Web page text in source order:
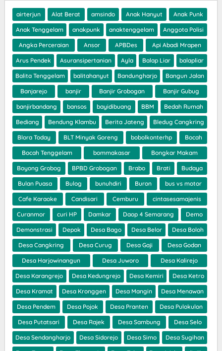
airterjun Alat Berat amsindo Anak Hanyut Anak Punk
Anak Tenggelam anakpunk anaktenggelam Anggota Polisi
Angka Perceraian Ansor APBDes Api Abadi Mrapen
Arus Pendek Asuransipertanian Ayla Balap Liar balapliar
Balita Tenggelam balitahanyut Bandungharjo Bangun Jalan
Banjarejo banjir Banjir Grobogan Banjir Gubug
banjirbandang bansos bayidibuang BBM Bedah Rumah
Bediang Bendung Klambu Berita Jateng Bledug Cangkring
Blora Today BLT Minyak Goreng bobolkonterhp Bocah
Bocah Tenggelam bommakasar Bongkar Makam
Boyong Grobog BPBD Grobogan Brabo Brati Budaya
Bulan Puasa Bulog bunuhdiri Buron bus vs motor
Cafe Karaoke Candisari Cemburu cintasesamajenis
Curanmor curi HP Damkar Daop 4 Semarang Demo
Demonstrasi Depok Desa Bago Desa Belor Desa Boloh
Desa Cangkring Desa Curug Desa Gaji Desa Godan
Desa Harjowinangun Desa Juworo Desa Kalirejo
Desa Karangrejo Desa Kedungrejo Desa Kemiri Desa Ketro
Desa Kramat Desa Kronggen Desa Mangin Desa Menawan
Desa Pendem Desa Pojok Desa Pranten Desa Pulokulon
Desa Putatsari Desa Rajek Desa Sambung Desa Selo
Desa Sendangharjo Desa Sidorejo Desa Simo Desa Sugihan